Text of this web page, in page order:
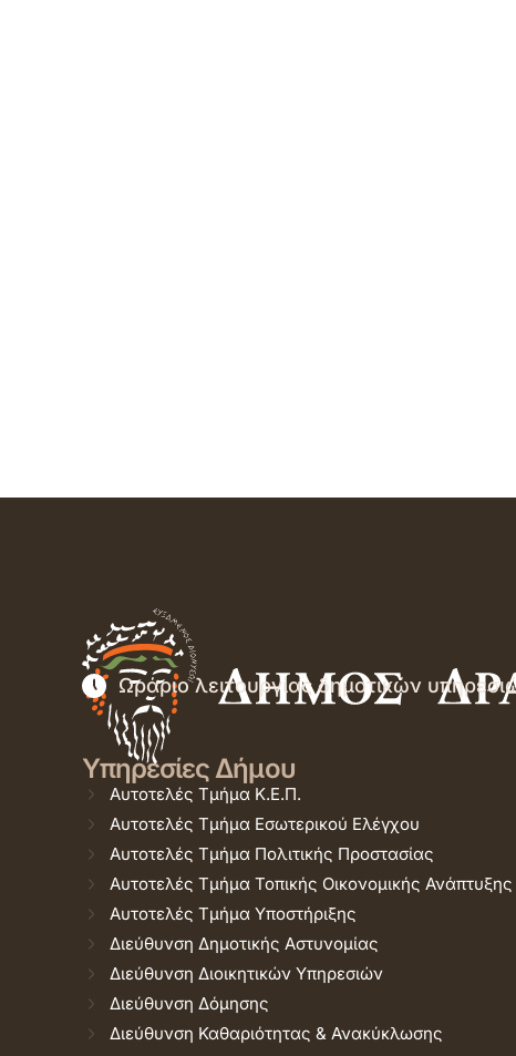
Ωράριο λειτουργίας δημοτικών
Υπηρεσίες Δήμου
Αυτοτελές Τμήμα Κ.Ε.Π.
Αυτοτελές Τμήμα Εσωτερικού Ελέγχου
Αυτοτελές Τμήμα Πολιτικής Προστασίας
Αυτοτελές Τμήμα Τοπικής Οικονομικής Ανάπτυξης
Αυτοτελές Τμήμα Υποστήριξης
Διεύθυνση Δημοτικής Αστυνομίας
Διεύθυνση Διοικητικών Υπηρεσιών
Διεύθυνση Δόμησης
Διεύθυνση Καθαριότητας & Ανακύκλωσης